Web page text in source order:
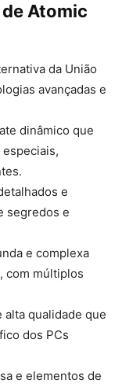
Atomic
da União
avançadas e
dinâmico que
e
segredos e
e complexa
com múltiplos
alta qualidade que
dos PCs
e elementos de